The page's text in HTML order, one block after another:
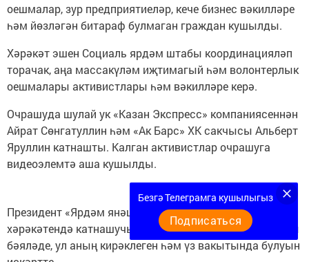
оешмалар, зур предприятиеләр, кече бизнес вәкилләре
һәм йөзләгән битараф булмаган граждан кушылды.
Хәрәкәт эшен Социаль ярдәм штабы координацияләп
торачак, аңа массакүләм иҗтимагый һәм волонтерлык
оешмалары активистлары һәм вәкилләре керә.
Очрашуда шулай ук «Казан Экспресс» компаниясеннән
Айрат Сөнгатуллин һәм «Ак Барс» ХК сакчысы Альберт
Яруллин катнашты. Калган активистлар очрашуга
видеоэлемтә аша кушылды.
Президент «Ярдәм янәшә! Помощь рядом!»
хәрәкәтендә катнашучыларның инициативасын югары
бәяләде, ул аның кирәклеген һәм үз вакытында булуын
Безгә Телеграмга кушылыгыз
Подписаться